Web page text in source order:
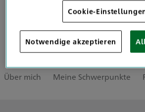
für Sie finden können. Kontaktieren
persönliches Gespräch!Mehr zeigen
Über mich Meine Schwerpunkte
Cookie-
Notwendige akzeptieren